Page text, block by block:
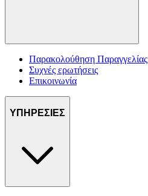
Παρακολούθηση Παραγγελίας
Συχνές ερωτήσεις
Επικοινωνία
ΥΠΗΡΕΣΙΕΣ